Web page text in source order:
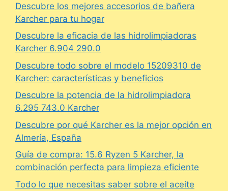
Descubre los mejores accesorios de bañera
Karcher para tu hogar
Descubre la eficacia de las hidrolimpiadoras
Karcher 6.904 290.0
Descubre todo sobre el modelo 15209310 de
Karcher: características y beneficios
Descubre la potencia de la hidrolimpiadora
6.295 743.0 Karcher
Descubre por qué Karcher es la mejor opción en
Almería, España
Guía de compra: 15.6 Ryzen 5 Karcher, la
combinación perfecta para limpieza eficiente
Todo lo que necesitas saber sobre el aceite